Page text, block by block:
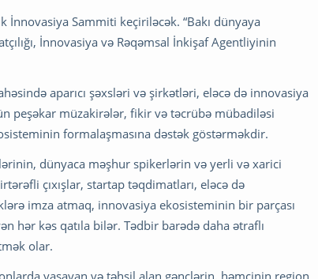
Sammiti keçiriləcək. “Bakı dünyaya
İnnovasiya və Rəqəmsal İnkişaf Agentliyinin
aparıcı şəxsləri və şirkətləri, eləcə də innovasiya
peşəkar müzakirələr, fikir və təcrübə mübadiləsi
formalaşmasına dəstək göstərməkdir.
dünyaca məşhur spikerlərin və yerli və xarici
çıxışlar, startap təqdimatları, eləcə də
imza atmaq, innovasiya ekosisteminin bir parçası
hər kəs qatıla bilər. Tədbir barədə daha ətraflı
olar.
yaşayan və təhsil alan gənclərin, həmçinin region